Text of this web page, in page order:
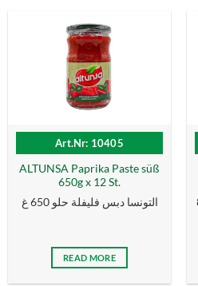
Art.Nr: 10405
ALTUNSA Paprika Paste süß
650g x 12 St.
التونسا دبس فليفلة حلو 650 غ
READ MORE